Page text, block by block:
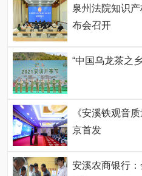
泉州法院知识
布会召开
“中国乌龙茶之
《安溪铁观音
京首发
安溪农商银行